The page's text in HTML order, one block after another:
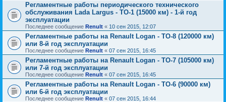
Регламентные работы периодического технического
обслуживания Lada Largus - ТО-1 (15000 км) - 1-й год
эксплуатации
Последнее сообщение Renult « 10 сен 2015, 12:07
Регламентные работы на Renault Logan - ТО-8 (120000 км)
или 8-й год эксплуатации
Последнее сообщение Renult « 07 сен 2015, 16:45
Регламентные работы на Renault Logan - ТО-7 (105000 км)
или 7-й год эксплуатации
Последнее сообщение Renult « 07 сен 2015, 16:45
Регламентные работы на Renault Logan - ТО-6 (90000 км)
или 6-й год эксплуатации
Последнее сообщение Renult « 07 сен 2015, 16:44